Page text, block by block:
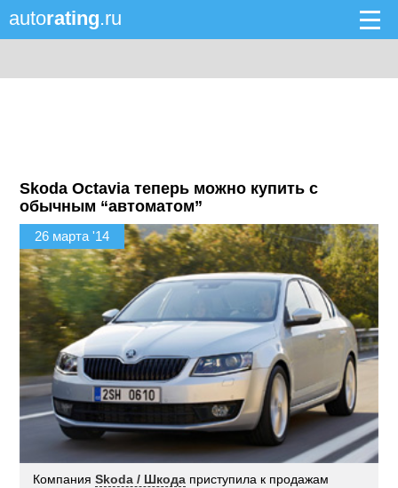
autorating.ru
Skoda Octavia теперь можно купить с
обычным “автоматом”
26 марта '14
КомпанияSkoda / Шкода приступила к продажам